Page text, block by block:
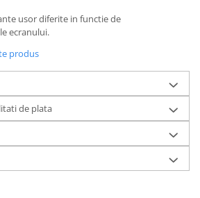
usor diferite in functie de
ecranului.
produs
de plata